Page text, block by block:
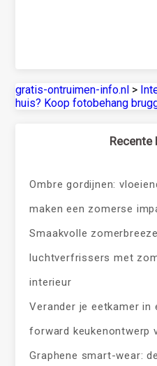
gratis-ontruimen-info.nl >
huis? Koop fotobehang
Recente
Ombre gordijnen:
maken een zomerse
Smaakvolle
luchtverfrissers met
interieur
Verander je eetkamer in
forward keukenontwerp
Graphene smart-wear: